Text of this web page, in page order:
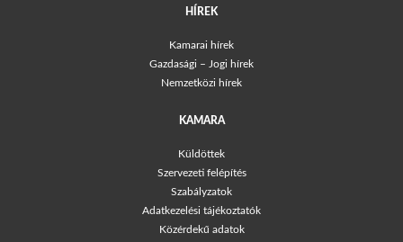
HÍREK
Kamarai hírek
Gazdasági – Jogi hírek
Nemzetközi hírek
KAMARA
Küldöttek
Szervezeti felépítés
Szabályzatok
Adatkezelési tájékoztatók
Közérdekű adatok